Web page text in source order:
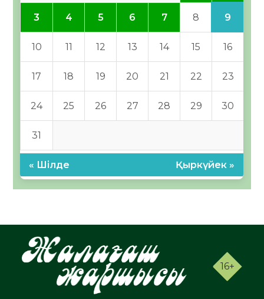
3 4 5 6 7 8 9
10 11 12 13 14 15 16
17 18 19 20 21 22 23
24 25 26 27 28 29 30
31
« Шілде Қыркүйек »
16+